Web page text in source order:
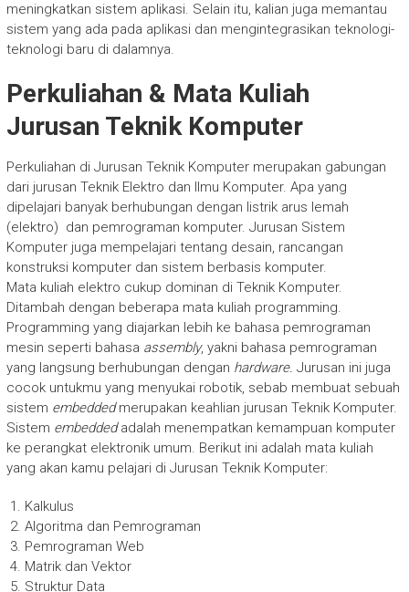
meningkatkan sistem aplikasi. Selain itu, kalian juga memantau
sistem yang ada pada aplikasi dan mengintegrasikan teknologi-
teknologi baru di dalamnya.
Perkuliahan & Mata Kuliah
Jurusan Teknik Komputer
Perkuliahan di Jurusan Teknik Komputer merupakan gabungan
dari jurusan Teknik Elektro dan Ilmu Komputer. Apa yang
dipelajari banyak berhubungan dengan listrik arus lemah
(elektro) dan pemrograman komputer. Jurusan Sistem
Komputer juga mempelajari tentang desain, rancangan
konstruksi komputer dan sistem berbasis komputer.
Mata kuliah elektro cukup dominan di Teknik Komputer.
Ditambah dengan beberapa mata kuliah programming.
Programming yang diajarkan lebih ke bahasa pemrograman
mesin seperti bahasa assembly, yakni bahasa pemrograman
yang langsung berhubungan dengan hardware. Jurusan ini juga
cocok untukmu yang menyukai robotik, sebab membuat sebuah
sistem embeddedmerupakan keahlian jurusan Teknik Komputer.
Sistem embeddedadalah menempatkan kemampuan komputer
ke perangkat elektronik umum. Berikut ini adalah mata kuliah
yang akan kamu pelajari di Jurusan Teknik Komputer:
Kalkulus
Algoritma dan Pemrograman
Pemrograman Web
Matrik dan Vektor
Struktur Data